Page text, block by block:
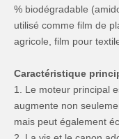
% biodégradable
utilisé comme film de
agricole, film pour
Caractéristique
1. Le moteur principal
augmente non
mais peut également